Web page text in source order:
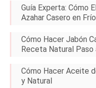
Guía Experta: Cómo
Azahar Casero en
Cómo Hacer Jabón
Receta Natural Paso
Cómo Hacer Aceite
y Natural